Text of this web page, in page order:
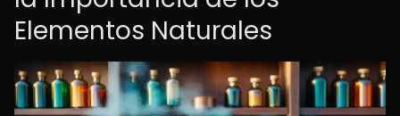
Elementos Naturales